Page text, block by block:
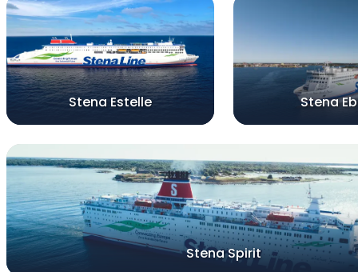
Stena Estelle Stena
Stena Spirit